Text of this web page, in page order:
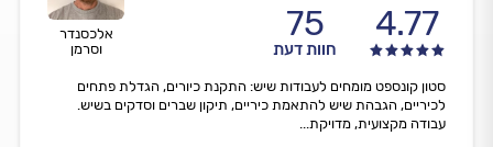
אלכסנדר
וסרמן
4.77
75
חוות דעת
סטון קונספט מומחים לעבודות שיש: התקנת כיורים, הגדלת פתחים
לכיריים, הגבהת שיש להתאמת כיריים, תיקון שברים וסדקים בשיש.
עבודה מקצועית, מדויקת...